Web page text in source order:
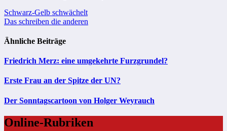
Beitragsnavigation
Schwarz-Gelb schwächelt
Das schreiben die anderen
Ähnliche Beiträge
Friedrich Merz: eine umgekehrte Furzgrundel?
Erste Frau an der Spitze der UN?
Der Sonntagscartoon von Holger Weyrauch
Online-Rubriken